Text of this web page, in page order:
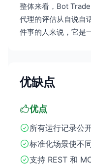
整体来看，Bot
代理的评估从自说自
件事的人来说，它是
优缺点
优点
所有运行记录公
标准化场景使不
支持 REST 和